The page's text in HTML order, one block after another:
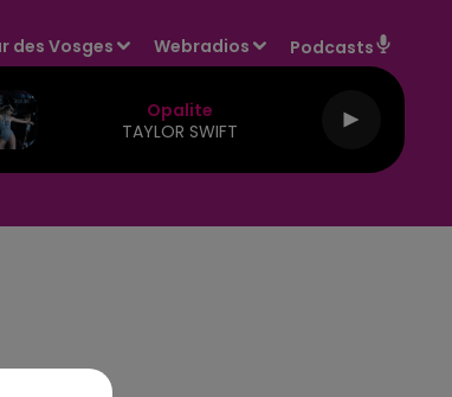
des Vosges Webradios Podcasts
Opalite
TAYLOR SWIFT